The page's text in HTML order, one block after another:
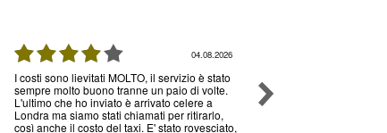
04.08.2026
I costi sono lievitati MOLTO, il servizio è stato
sempre molto buono tranne un paio di volte.
L'ultimo che ho inviato è arrivato celere a
Londra ma siamo stati chiamati per ritirarlo,
così anche il costo del taxi. E' stato rovesciato,
senza nessun problema
volte che utilizzo il loro